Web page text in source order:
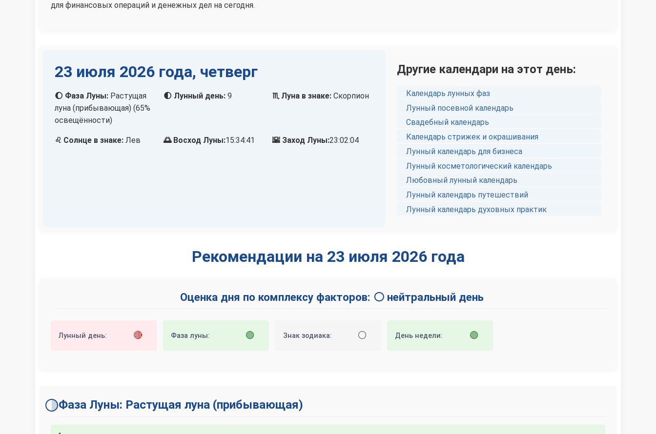
для финансовых операций и денежных дел на сегодня.
23 июля 2026 года, четверг
🌔 Фаза Луны: Растущая
луна (прибывающая) (65%
освещённости)
🌓 Лунный день:9 ♏ Луна в знаке:Скорпион
♌ Солнце в знаке: Лев 🌅 Восход Луны:15:34:41 🌇 Заход Луны:23:02:04
Другие календари на этот день:
Календарь лунных фаз
Лунный посевной календарь
Свадебный календарь
Календарь стрижек и окрашивания
Лунный календарь для бизнеса
Лунный косметологический календарь
Любовный лунный календарь
Лунный календарь путешествий
Лунный календарь духовных практик
Рекомендации на 23 июля 2026 года
Оценка дня по комплексу факторов: ⚪ нейтральный день
Лунный день: 🔴 Фаза луны: 🟢 Знак зодиака: ⚪ День недели: 🟢
Фаза Луны: Растущая луна (прибывающая)